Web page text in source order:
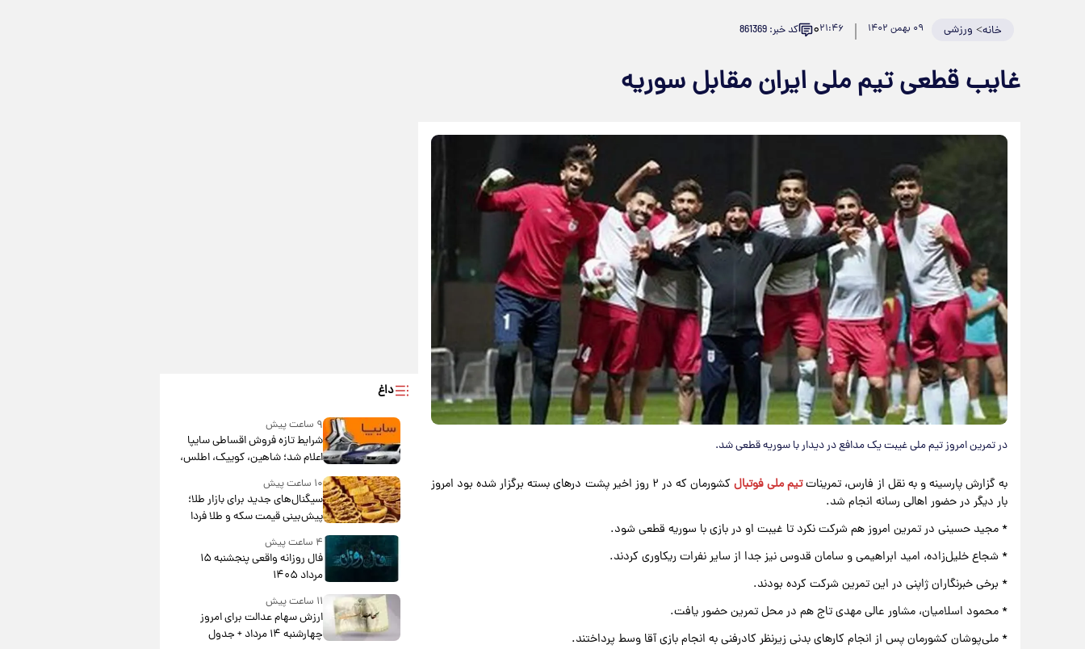
خانه> ورزشی ۰۹ بهمن ۱۴۰۲ ۲۱:۴۶۰ کد خبر: 861369
غایب قطعی تیم ملی ایران مقابل سوریه
در تمرین امروز تیم ملی غیبت یک مدافع در دیدار با سوریه قطعی شد.
به گزارش پارسینه و به نقل از فارس، تمریناتتیم ملی فوتبال
کشورمان که در ۲ روز اخیر پشت درهای بسته برگزار شده بود امروز
بار دیگر در حضور اهالی رسانه انجام شد.
* مجید حسینی در تمرین امروز هم شرکت نکرد تا غیبت او در بازی با سوریه قطعی شود.
* شجاع خلیل‌زاده، امید ابراهیمی و سامان قدوس نیز جدا از سایر نفرات ریکاوری کردند.
* برخی خبرنگاران ژاپنی در این تمرین شرکت کرده بودند.
* محمود اسلامیان، مشاور عالی مهدی تاج هم در محل تمرین حضور یافت.
* ملی‌پوشان کشورمان پس از انجام کارهای بدنی زیرنظر کادرفنی به انجام بازی آقا وسط پرداختند.
داغ
۹ ساعت پیش
شرایط تازه فروش اقساطی سایپا
اعلام شد؛ شاهین، کوییک، اطلس،
سهند و ساینا با اقساط بلندمدت +
جدول۱۰ ساعت پیش
سیگنال‌های جدید برای بازار طلا؛
پیش‌بینی قیمت سکه و طلا فردا
۴ ساعت پیش
فال روزانه واقعی پنجشنبه ۱۵
مرداد ۱۴۰۵
۱۱ ساعت پیش
ارزش سهام عدالت برای امروز
چهارشنبه ۱۴ مرداد + جدول